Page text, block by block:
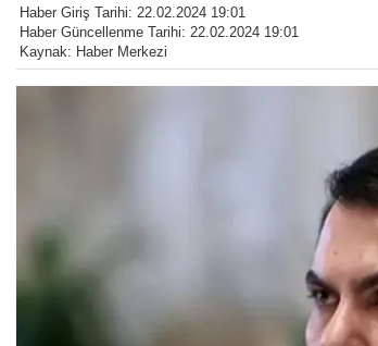
Haber Giriş Tarihi: 22.02.2024 19:01
Haber Güncellenme Tarihi: 22.02.2024 19:01
Kaynak: Haber Merkezi